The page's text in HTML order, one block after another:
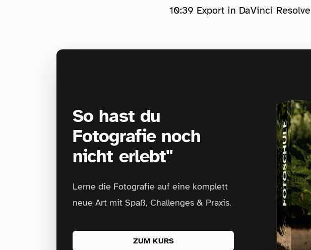
10:39 Export in DaVinci Resolve
So hast du
Fotografie noch
nicht erlebt"
Lerne die Fotografie auf eine komplett
neue Art mit Spaß, Challenges & Praxis.
ZUM KURS